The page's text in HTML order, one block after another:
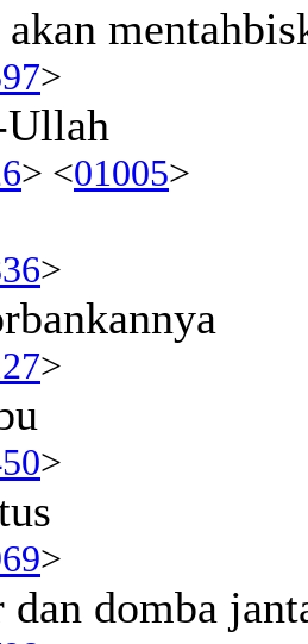
>
> <01005>
>
>
>
>
dan domba